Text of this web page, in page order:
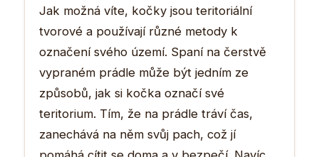
Jak možná víte, kočky jsou teritoriální
tvorové a používají různé metody k
označení svého území. Spaní na čerstvě
vypraném prádle může být jedním ze
způsobů, jak si kočka označí své
teritorium. Tím, že na prádle tráví čas,
zanechává na něm svůj pach, což jí